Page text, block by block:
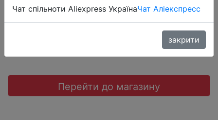
Перейти до магазину
Чат спільноти Aliexpress УкраїнаЧат Аліекспресс
закрити